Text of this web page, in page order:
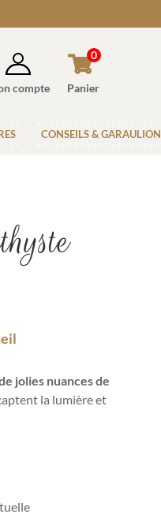
compte Panier
0
CONSEILS & GARAULION
jolies nuances de
la lumière et